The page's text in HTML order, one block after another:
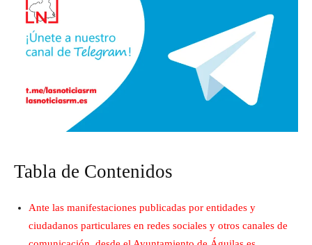
Tabla de Contenidos
Ante las manifestaciones publicadas por entidades y
ciudadanos particulares en redes sociales y otros canales de